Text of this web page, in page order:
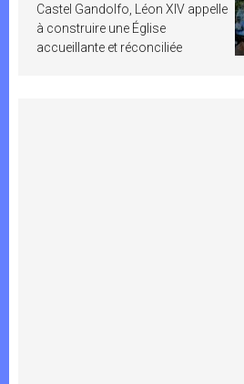
Castel Gandolfo, Léon XIV appelle
à construire une Église
accueillante et réconciliée